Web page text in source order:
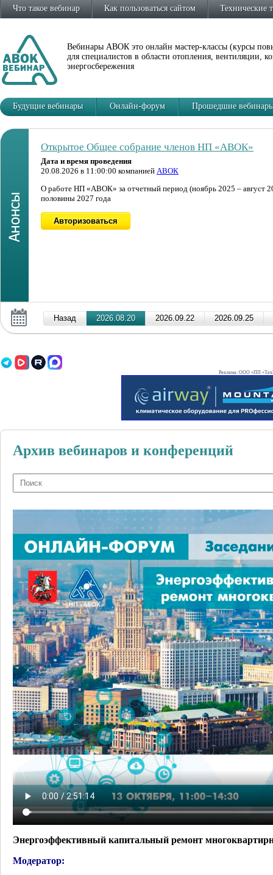
Что такое вебинар Как пользоваться сайтом Технические
Вебинары АВОК это онлайн мастер-классы (курсы
для специалистов в области отопления, вентиляции,
энергосбережения
Будущие вебинары Онлайн-форум Прошедшие
Открытое Общее собрание членов НП «АВОК»
Дата и время проведения
20.08.2026 в 11:00:00 компанией АВОК
О работе НП «АВОК» за отчетный период (ноябрь 2025 – август
половины 2027 года
Автоматизация расчётов ВК в BIM: возможности
Дата и время проведения
22.09.2026 в 11:00:00 компанией ООО «ГК ВентСофт»
Вебинар будет интересен специалистам, интересующимися
в своей работе.
Реклама: ООО «ПП
Архив вебинаров и конференций
Энергоэффективный капитальный ремонт
Модератор: